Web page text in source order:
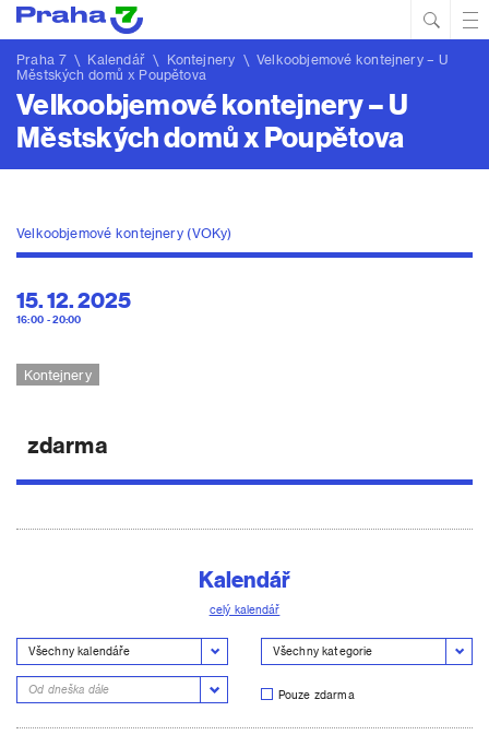
Praha 7\ Kalendář\ Kontejnery \ Velkoobjemové kontejnery – U
Městských domů x Poupětova
Velkoobjemové kontejnery – U
Městských domů x Poupětova
Velkoobjemové kontejnery (VOKy)
15. 12. 2025
16:00 - 20:00
Kontejnery
zdarma
Kalendář
celý kalendář
Pouze zdarma